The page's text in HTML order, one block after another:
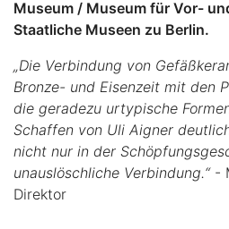
Museum / Museum für Vor-
Staatliche Museen zu Berlin.
„Die Verbindung von
Bronze- und Eisenzeit mit den
die geradezu urtypische
Schaffen von Uli Aigner
nicht nur in der
unauslöschliche Verbindung.“ -
Direktor